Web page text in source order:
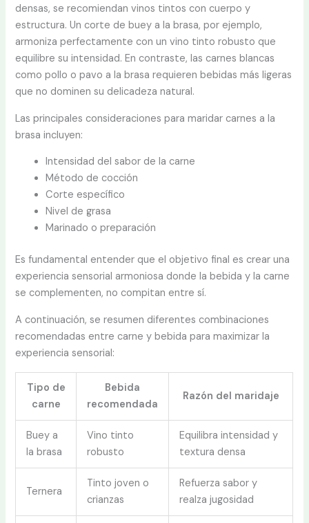
densas, se recomiendan vinos tintos con cuerpo y
estructura. Un corte de buey a la brasa, por ejemplo,
armoniza perfectamente con un vino tinto robusto que
equilibre su intensidad. En contraste, las carnes blancas
como pollo o pavo a la brasa requieren bebidas más ligeras
que no dominen su delicadeza natural.
Las principales consideraciones para maridar carnes a la
brasa incluyen:
Intensidad del sabor de la carne
Método de cocción
Corte específico
Nivel de grasa
Marinado o preparación
Es fundamental entender que el objetivo final es crear una
experiencia sensorial armoniosa donde la bebida y la carne
se complementen, no compitan entre sí.
A continuación, se resumen diferentes combinaciones
recomendadas entre carne y bebida para maximizar la
experiencia sensorial:
Tipo de
carne
Bebida
recomendada
Razón del maridaje
Buey a
la brasa
Vino tinto
robusto
Equilibra intensidad y
textura densa
Ternera
Tinto joven o
crianzas
Refuerza sabor y
realza jugosidad